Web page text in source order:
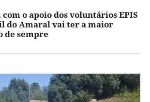
o apoio dos voluntários EPIS
do Amaral vai ter a maior
de sempre